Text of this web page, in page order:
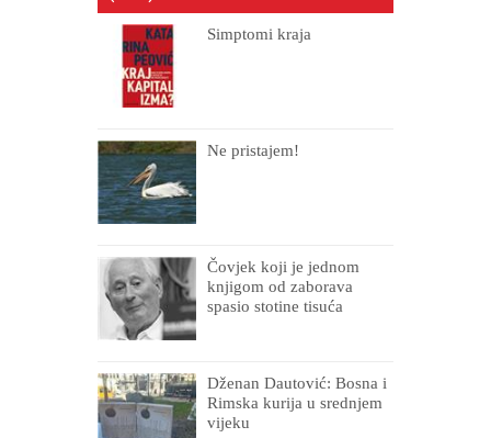
Simptomi kraja
Ne pristajem!
Čovjek koji je jednom
knjigom od zaborava
spasio stotine tisuća
Dženan Dautović: Bosna i
Rimska kurija u srednjem
vijeku